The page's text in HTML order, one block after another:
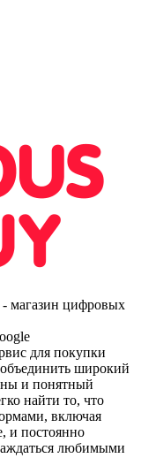
магазин цифровых
для покупки
широкий
и понятный
найти то, что
включая
и постоянно
любимыми